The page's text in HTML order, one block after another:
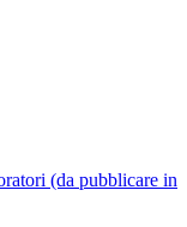
(da pubblicare in